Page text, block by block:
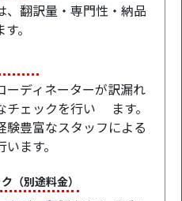
翻訳量・専門性・納品
。
ディネーターが訳漏れ
チェックを行い ます。
豊富なスタッフによる
ます。
（別途料金）